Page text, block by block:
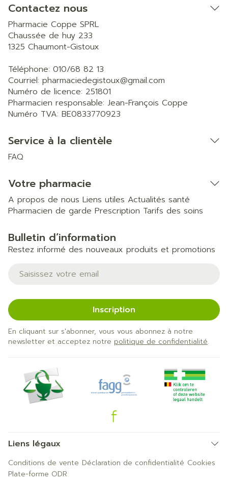
Contactez nous
Pharmacie Coppe SPRL
Chaussée de huy 233
1325 Chaumont-Gistoux
Téléphone: 010/68 82 13
Courriel: pharmaciedegistoux@gmail.com
Numéro de licence: 251801
Pharmacien responsable: Jean-François Coppe
Numéro TVA: BE0833770923
Service à la clientèle
FAQ
Votre pharmacie
A propos de nous Liens utiles Actualités santé
Pharmacien de garde Prescription Tarifs des soins
Bulletin d’information
Restez informé des nouveaux produits et promotions
Adresse mail
Inscription
En cliquant sur s'abonner, vous vous abonnez à notre
newsletter et acceptez notre politique de confidentialité.
Liens légaux
Conditions de vente Déclaration de confidentialité Cookies
Plate-forme ODR